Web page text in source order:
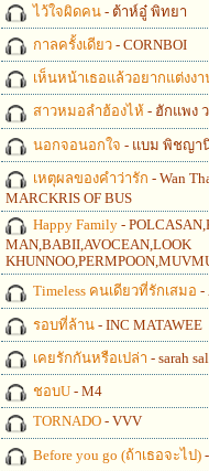
ไว้ใจผิดคน - ต้าห์อู๋ พิทยา
กาลครั้งเดียว - CORNBOI
เห็นหน้าเธอแล้วอยากแต่งงา
สาวหมอลำฮ้องไห้ - ฮักแพง
นอกจอนอกใจ - แบม พิชญา
เหตุผลของคำว่ารัก - Wan
MARCKRIS OF BUS
Happy Family -
MAN,BABII,AVOCEAN,LOOK
Timeless คนเดียวที่รักเสมอ -
รอบที่ล้าน - INC MATAWEE
เคยรักกันหรือเปล่า - sarah
ชอบU - M4
TORNADO - VVV
Before you go (ถ้าเธอจะไป)